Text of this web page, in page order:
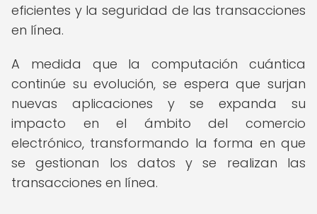
eficientes y la seguridad de las transacciones
en línea.
A medida que la computación cuántica
continúe su evolución, se espera que surjan
nuevas aplicaciones y se expanda su
impacto en el ámbito del comercio
electrónico, transformando la forma en que
se gestionan los datos y se realizan las
transacciones en línea.